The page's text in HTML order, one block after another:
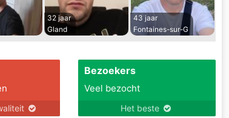
32 jaar
Gland
43 jaar
Fontaines-sur-G
Bezoekers
Veel bezocht
Het beste